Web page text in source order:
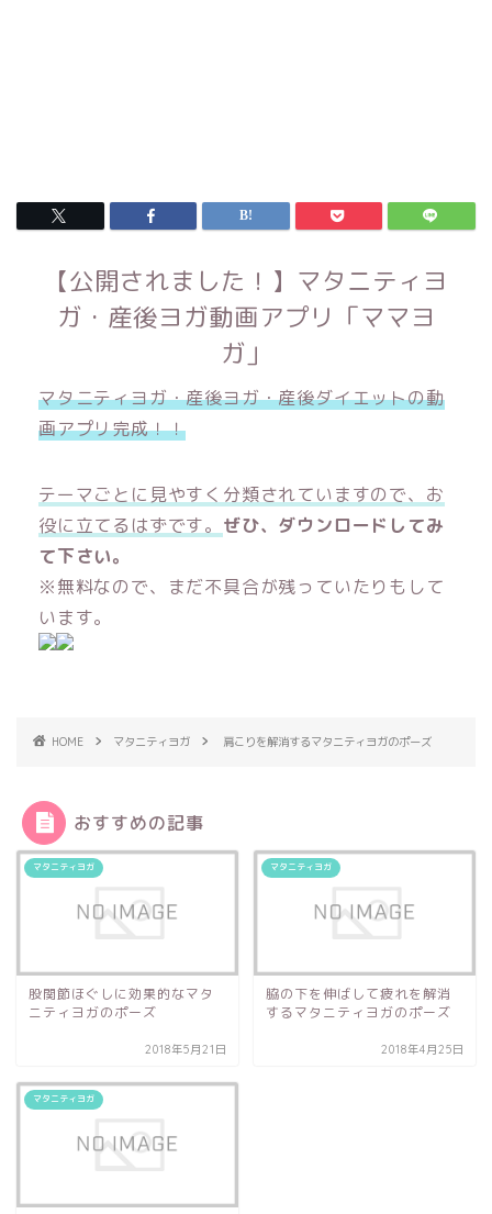
【公開されました！】マタニティヨ
ガ・産後ヨガ動画アプリ「ママヨ
ガ」
マタニティヨガ・産後ヨガ・産後ダイエットの動
画アプリ完成！！
テーマごとに見やすく分類されていますので、お
役に立てるはずです。 ぜひ、ダウンロードしてみ
て下さい。
※無料なので、まだ不具合が残っていたりもして
います。
HOME マタニティヨガ 肩こりを解消するマタニティヨガのポーズ
おすすめの記事
マタニティヨガ
股関節ほぐしに効果的なマタ
ニティヨガのポーズ
2018年5月21日
マタニティヨガ
脇の下を伸ばして疲れを解消
するマタニティヨガのポーズ
2018年4月25日
マタニティヨガ